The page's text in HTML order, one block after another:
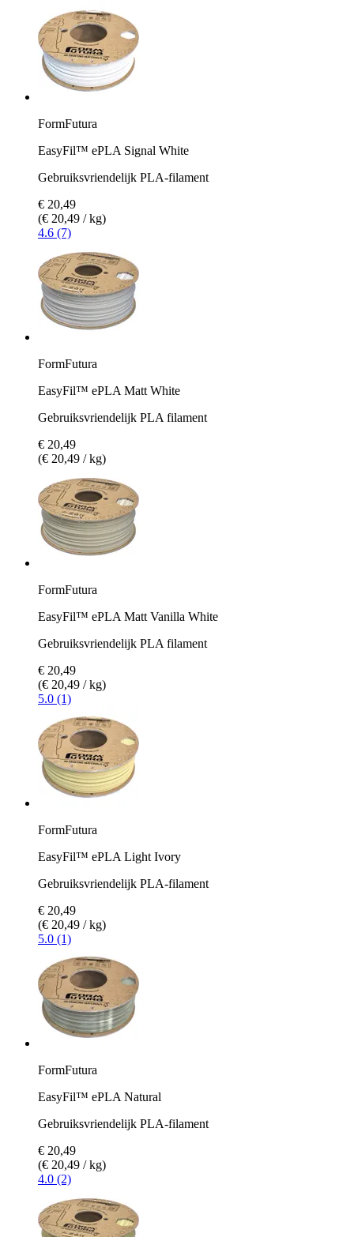
FormFutura
EasyFil™ ePLA Signal White
Gebruiksvriendelijk PLA-filament
€ 20,49
(€ 20,49 / kg)
4.6 (7)
FormFutura
EasyFil™ ePLA Matt White
Gebruiksvriendelijk PLA filament
€ 20,49
(€ 20,49 / kg)
FormFutura
EasyFil™ ePLA Matt Vanilla White
Gebruiksvriendelijk PLA filament
€ 20,49
(€ 20,49 / kg)
5.0 (1)
FormFutura
EasyFil™ ePLA Light Ivory
Gebruiksvriendelijk PLA-filament
€ 20,49
(€ 20,49 / kg)
5.0 (1)
FormFutura
EasyFil™ ePLA Natural
Gebruiksvriendelijk PLA-filament
€ 20,49
(€ 20,49 / kg)
4.0 (2)